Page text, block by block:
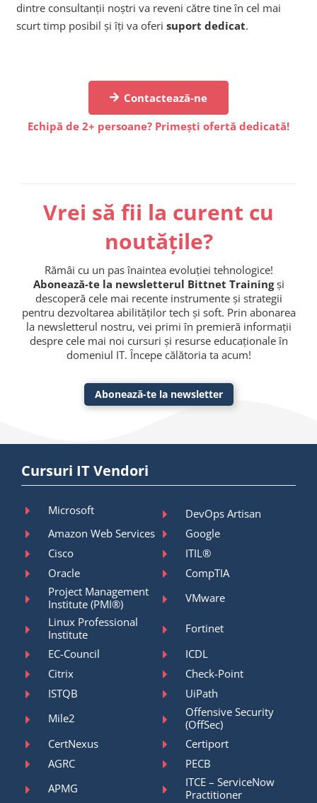
dintre consultanții noștri va reveni către tine în cel mai
scurt timp posibil și îți va oferi suport dedicat.
Contactează-ne
Echipă de 2+ persoane? Primești ofertă dedicată!
Vrei să fii la curent cu
noutățile?
Rămâi cu un pas înaintea evoluției tehnologice!
Abonează-te la newsletterul Bittnet Trainingși
descoperă cele mai recente instrumente și strategii
pentru dezvoltarea abilităților tech și soft. Prin abonarea
la newsletterul nostru, vei primi în premieră informații
despre cele mai noi cursuri și resurse educaționale în
domeniul IT. Începe călătoria ta acum!
Abonează-te la newsletter
Cursuri IT Vendori
Microsoft
DevOps Artisan
Amazon Web Services
Google
Cisco
ITIL®
Oracle
CompTIA
Project Management
Institute (PMI®)
VMware
Linux Professional
Institute
Fortinet
EC-Council
ICDL
Citrix
Check-Point
ISTQB
UiPath
Mile2
Offensive Security
(OffSec)
CertNexus
Certiport
AGRC
PECB
APMG
ITCE – ServiceNow
Practitioner